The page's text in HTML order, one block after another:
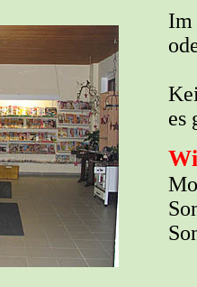
es